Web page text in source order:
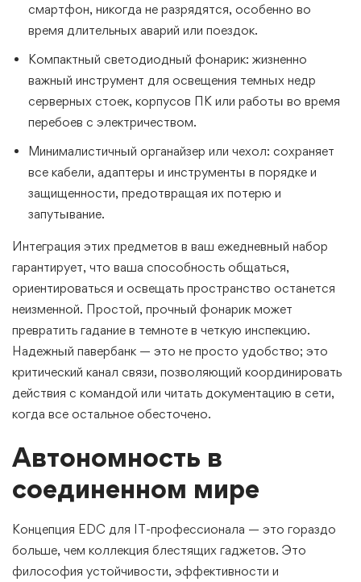
смартфон, никогда не разрядятся, особенно во
время длительных аварий или поездок.
Компактный светодиодный фонарик: жизненно
важный инструмент для освещения темных недр
серверных стоек, корпусов ПК или работы во время
перебоев с электричеством.
Минималистичный органайзер или чехол: сохраняет
все кабели, адаптеры и инструменты в порядке и
защищенности, предотвращая их потерю и
запутывание.
Интеграция этих предметов в ваш ежедневный набор
гарантирует, что ваша способность общаться,
ориентироваться и освещать пространство останется
неизменной. Простой, прочный фонарик может
превратить гадание в темноте в четкую инспекцию.
Надежный павербанк — это не просто удобство; это
критический канал связи, позволяющий координировать
действия с командой или читать документацию в сети,
когда все остальное обесточено.
Автономность в
соединенном мире
Концепция EDC для IT-профессионала — это гораздо
больше, чем коллекция блестящих гаджетов. Это
философия устойчивости, эффективности и